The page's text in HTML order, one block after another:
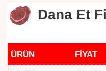
Dana Et
ÜRÜN FİYAT